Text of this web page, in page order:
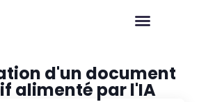
d'un document
alimenté par l'IA